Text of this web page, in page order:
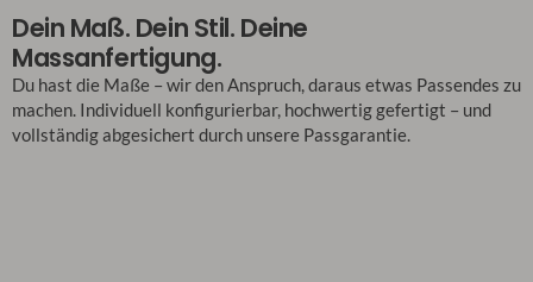
Dein Maß. Dein Stil. Deine
Massanfertigung.
Du hast die Maße – wir den Anspruch, daraus etwas Passendes zu
machen. Individuell konfigurierbar, hochwertig gefertigt – und
vollständig abgesichert durch unsere Passgarantie.